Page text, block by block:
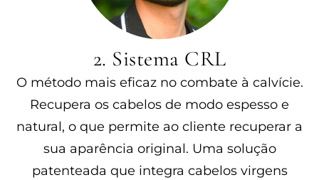
2. Sistema CRL
O método mais eficaz no combate à calvície.
Recupera os cabelos de modo espesso e
natural, o que permite ao cliente recuperar a
sua aparência original. Uma solução
patenteada que integra cabelos virgens